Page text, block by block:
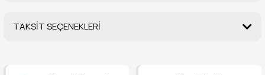
TAKSİT SEÇENEKLERİ